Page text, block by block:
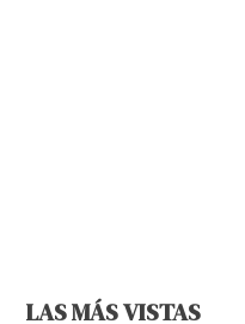
LAS MÁS VISTAS